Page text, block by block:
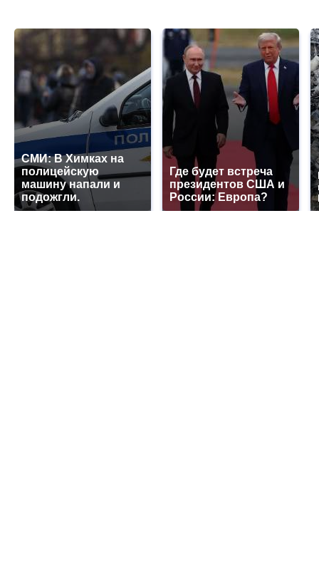
СМИ: В Химках на
полицейскую
машину напали и
подожгли.
Где будет встреча
президентов США и
России: Европа?